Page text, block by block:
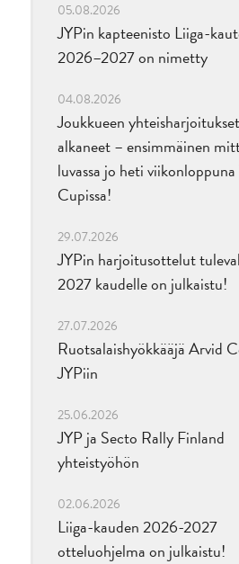
05.08.2026
JYPin kapteenisto Liiga-
2026–2027 on nimetty
04.08.2026
Joukkueen
alkaneet – ensimmäinen
luvassa jo heti
Cupissa!
29.07.2026
JYPin harjoitusottelut
2027 kaudelle on julkaistu!
27.07.2026
Ruotsalaishyökkääjä Arvid
JYPiin
25.06.2026
JYP ja Secto Rally Finland
yhteistyöhön
02.06.2026
Liiga-kauden 2026-2027
otteluohjelma on julkaistu!